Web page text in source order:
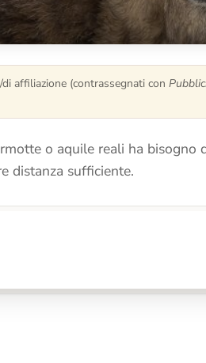
affiliazione (contrassegnati con
o aquile reali ha
distanza sufficiente.